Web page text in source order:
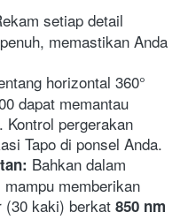
setiap detail
memastikan Anda
horizontal 360°
dapat memantau
Kontrol pergerakan
Tapo di ponsel Anda.
Bahkan dalam
memberikan
(30 kaki) berkat 850 nm